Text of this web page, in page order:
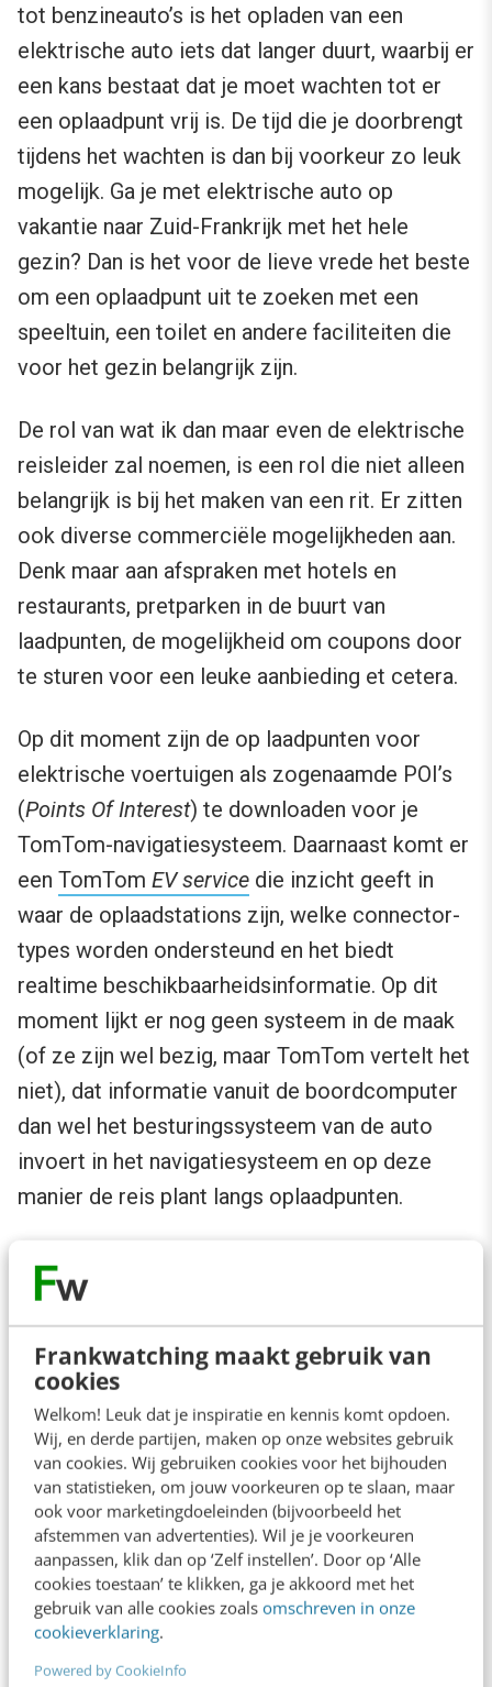
Frankwatching maakt gebruik van
cookies
Welkom! Leuk dat je inspiratie en kennis komt opdoen.
Wij, en derde partijen, maken op onze websites gebruik
van cookies. Wij gebruiken cookies voor het bijhouden
van statistieken, om jouw voorkeuren op te slaan, maar
ook voor marketingdoeleinden (bijvoorbeeld het
afstemmen van advertenties). Wil je je voorkeuren
aanpassen, klik dan op ‘Zelf instellen’. Door op ‘Alle
cookies toestaan’ te klikken, ga je akkoord met het
gebruik van alle cookies zoals omschreven in onze
cookieverklaring.
Powered by CookieInfo
tot benzineauto’s is het opladen van een
elektrische auto iets dat langer duurt, waarbij er
een kans bestaat dat je moet wachten tot er
een oplaadpunt vrij is. De tijd die je doorbrengt
tijdens het wachten is dan bij voorkeur zo leuk
mogelijk. Ga je met elektrische auto op
vakantie naar Zuid-Frankrijk met het hele
gezin? Dan is het voor de lieve vrede het beste
om een oplaadpunt uit te zoeken met een
speeltuin, een toilet en andere faciliteiten die
voor het gezin belangrijk zijn.
De rol van wat ik dan maar even de elektrische
reisleider zal noemen, is een rol die niet alleen
belangrijk is bij het maken van een rit. Er zitten
ook diverse commerciële mogelijkheden aan.
Denk maar aan afspraken met hotels en
restaurants, pretparken in de buurt van
laadpunten, de mogelijkheid om coupons door
te sturen voor een leuke aanbieding et cetera.
Op dit moment zijn de op laadpunten voor
elektrische voertuigen als zogenaamde POI’s
(Points Of Interest) te downloaden voor je
TomTom-navigatiesysteem. Daarnaast komt er
een TomTom EV service die inzicht geeft in
waar de oplaadstations zijn, welke connector-
types worden ondersteund en het biedt
realtime beschikbaarheidsinformatie. Op dit
moment lijkt er nog geen systeem in de maak
(of ze zijn wel bezig, maar TomTom vertelt het
niet), dat informatie vanuit de boordcomputer
dan wel het besturingssysteem van de auto
invoert in het navigatiesysteem en op deze
manier de reis plant langs oplaadpunten.
Kleine markt
Als je kijkt naar de opkomst van het aantal
elektrische voertuigen in Nederland ten
opzichte van van de totale markt, dan is die
markt nog dusdanig klein dat er ook nog niet
heel veel omzet in te maken is. Een bekende
strategie van grote bedrijven is dat als de
markt interessant wordt, er wordt gekeken
welk bedrijf of welke startup een interessante
propositie heeft. Deze wordt vervolgens
ingelijfd en op die manier is in één keer de
achterstand ingehaald.